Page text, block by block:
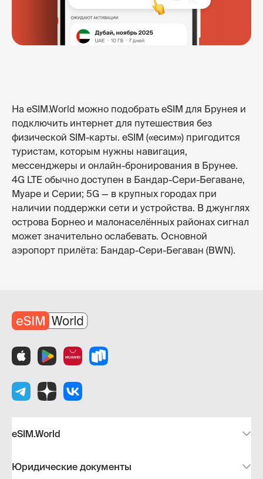
На eSIM.World можно подобрать eSIM для Брунея и
подключить интернет для путешествия без
физической SIM-карты. eSIM («есим») пригодится
туристам, которым нужны навигация,
мессенджеры и онлайн-бронирования в Брунее.
4G LTE обычно доступен в Бандар-Сери-Бегаване,
Муаре и Серии; 5G — в крупных городах при
наличии поддержки сети и устройства. В джунглях
острова Борнео и малонаселённых районах сигнал
может значительно ослабевать. Основной
аэропорт прилёта: Бандар-Сери-Бегаван (BWN).
eSIM.World
Юридические документы